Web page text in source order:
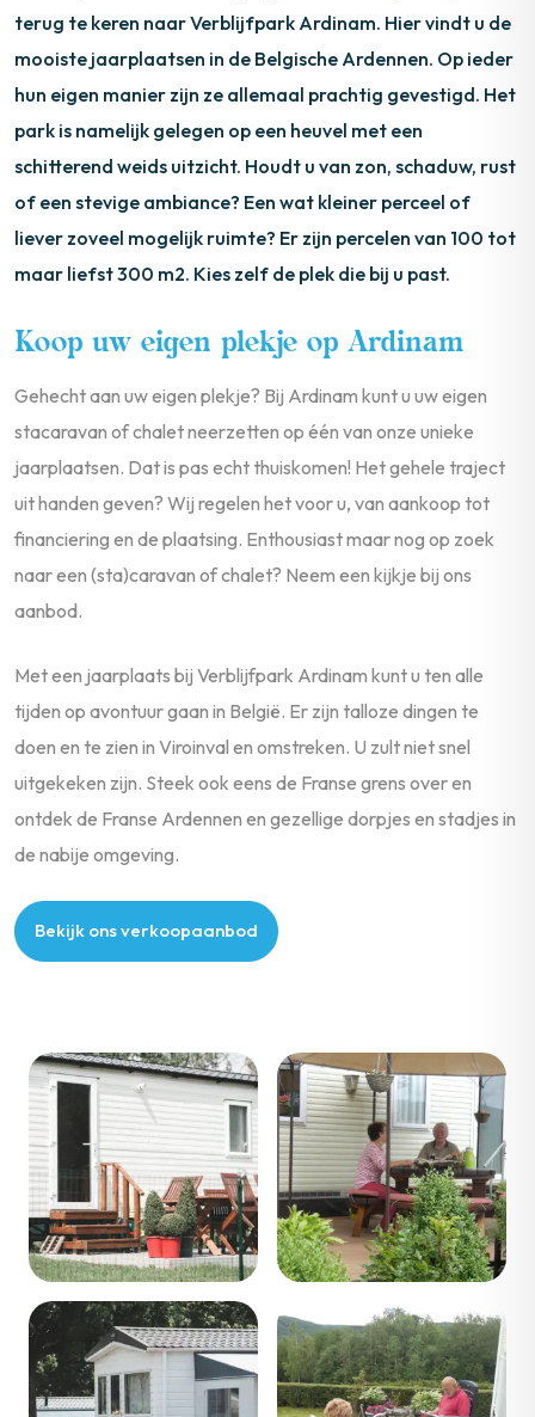
terug te keren naar Verblijfpark Ardinam. Hier vindt u de
mooiste jaarplaatsen in de Belgische Ardennen. Op ieder
hun eigen manier zijn ze allemaal prachtig gevestigd. Het
park is namelijk gelegen op een heuvel met een
schitterend weids uitzicht. Houdt u van zon, schaduw, rust
of een stevige ambiance? Een wat kleiner perceel of
liever zoveel mogelijk ruimte? Er zijn percelen van 100 tot
maar liefst 300 m2. Kies zelf de plek die bij u past.
Koop uw eigen plekje op Ardinam
Gehecht aan uw eigen plekje? Bij Ardinam kunt u uw eigen
stacaravan of chalet neerzetten op één van onze unieke
jaarplaatsen. Dat is pas echt thuiskomen! Het gehele traject
uit handen geven? Wij regelen het voor u, van aankoop tot
financiering en de plaatsing. Enthousiast maar nog op zoek
naar een (sta)caravan of chalet? Neem een kijkje bij ons
aanbod.
Met een jaarplaats bij Verblijfpark Ardinam kunt u ten alle
tijden op avontuur gaan in België. Er zijn talloze dingen te
doen en te zien in Viroinval en omstreken. U zult niet snel
uitgekeken zijn. Steek ook eens de Franse grens over en
ontdek de Franse Ardennen en gezellige dorpjes en stadjes in
de nabije omgeving.
Bekijk ons verkoopaanbod